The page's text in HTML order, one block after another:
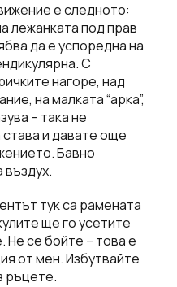
е следното:
лежанката под прав
да е успоредна на
С
нагоре, над
на малката “арка”,
– така не
става и давате още
Бавно
въздух.
тук са рамената
ще го усетите
се бойте – това е
от мен. Избутвайте
ръцете.